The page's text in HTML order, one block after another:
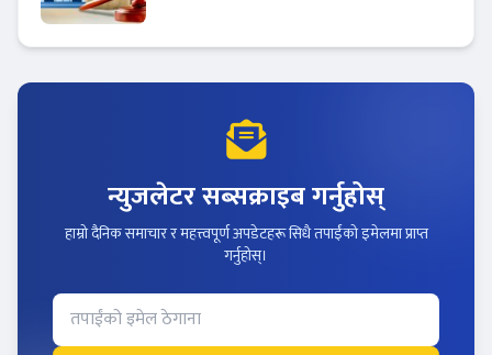
न्युजलेटर सब्सक्राइब गर्नुहोस्
हाम्रो दैनिक समाचार र महत्त्वपूर्ण अपडेटहरू सिधै तपाईंको इमेलमा प्राप्त
गर्नुहोस्।